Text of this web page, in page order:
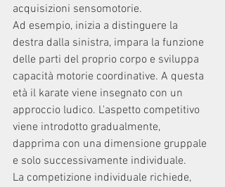
acquisizioni sensomotorie.
Ad esempio, inizia a distinguere la
destra dalla sinistra, impara la funzione
delle parti del proprio corpo e sviluppa
capacità motorie coordinative. A questa
età il karate viene insegnato con un
approccio ludico. L'aspetto competitivo
viene introdotto gradualmente,
dapprima con una dimensione gruppale
e solo successivamente individuale.
La competizione individuale richiede,